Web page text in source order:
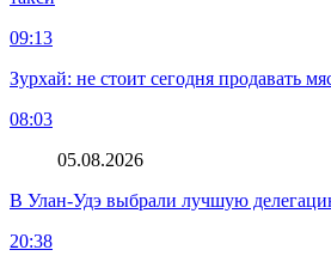
09:13
Зурхай: не стоит сегодня продавать
08:03
05.08.2026
В Улан-Удэ выбрали лучшую
20:38